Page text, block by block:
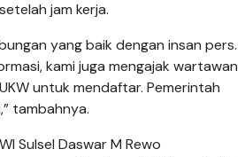
jam kerja.
yang baik dengan insan pers.
kami juga mengajak wartawan
untuk mendaftar. Pemerintah
tambahnya.
Sulsel Daswar M Rewo